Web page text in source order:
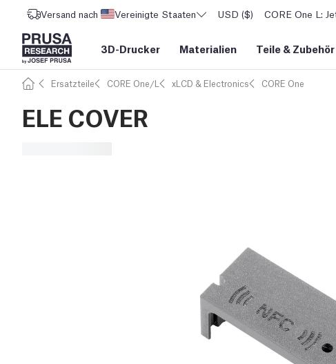
Versand nach Vereinigte Staaten USD ($) CORE One L:
3D-Drucker Materialien Teile & Zubehör
Ersatzteile CORE One/L xLCD & Electronics CORE One
ELE COVER